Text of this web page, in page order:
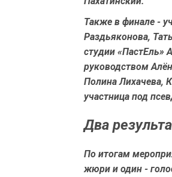
Также в финале -
Раздьяконова,
студии «ПастЕль»
руководством
Полина Лихачева,
участница под
Два
По итогам
жюри и один -